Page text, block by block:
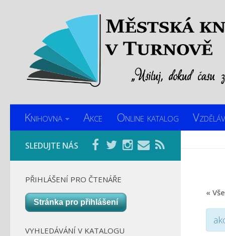
Knihovna Akce Online katalog
«
SLEDUJTE NÁS
PŘIHLÁŠENÍ PRO ČTENÁŘE
Stránka pro přihlášení
VYHLEDÁVÁNÍ V KATALOGU